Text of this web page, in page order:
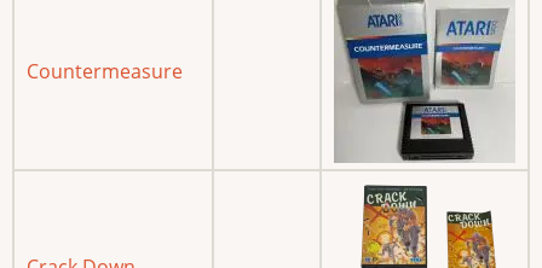
Countermeasure